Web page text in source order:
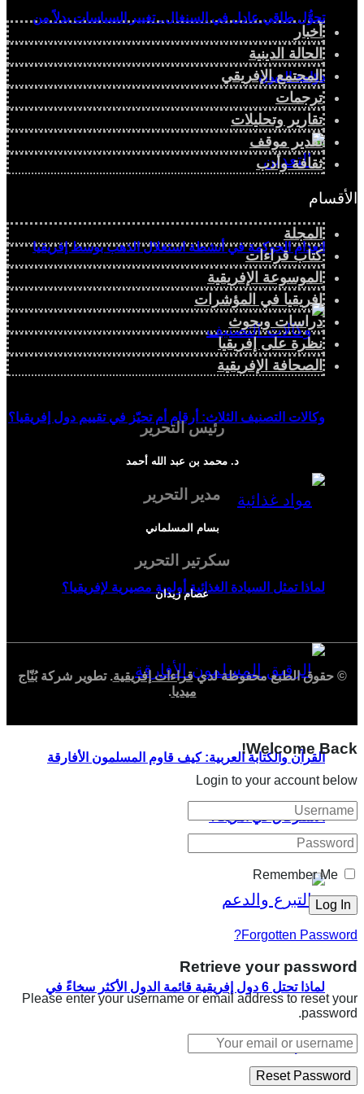
تحوُّل طاقي عادل في السنغال.. تغيير السياسات بدلاً من
دوّامة الديون
انعدام الحوكمة في أنشطة استغلال الذهب بوسط إفريقيا
وكالات التصنيف الثلاث: أرقام أم تحيّز في تقييم دول إفريقيا؟
لماذا تمثل السيادة الغذائية أولوية مصيرية لإفريقيا؟
القرآن والكتابة العربية: كيف قاوم المسلمون الأفارقة
الاسترقاق في أمريكا؟
لماذا تحتل 6 دول إفريقية قائمة الدول الأكثر سخاءً في
العالم؟
أخبار
الحالة الدينية
المجتمع الإفريقي
ترجمات
تقارير وتحليلات
تقدير موقف
ثقافة وأدب
الأقسام
المجلة
كتاب قراءات
الموسوعة الإفريقية
إفريقيا في المؤشرات
دراسات وبحوث
نظرة على إفريقيا
الصحافة الإفريقية
رئيس التحرير
د. محمد بن عبد الله أحمد
مدير التحرير
بسام المسلماني
سكرتير التحرير
عصام زيدان
© حقوق الطبع محفوظة لديقراءات إفريقية. تطوير شركةبُنّاج
ميديا.
Welcome Back!
Login to your account below
Remember Me
Forgotten Password?
Retrieve your password
Please enter your username or email address to reset your
password.